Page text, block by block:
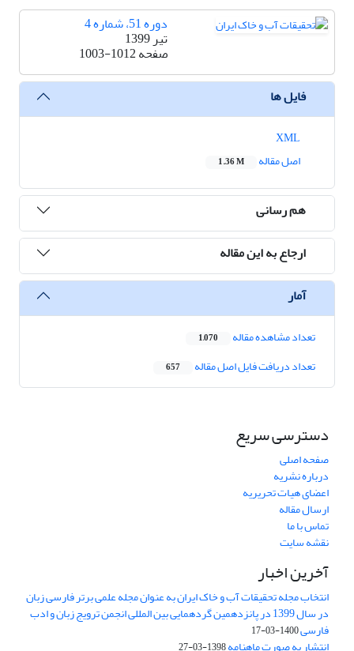
دوره 51، شماره 4
تیر 1399
صفحه1003-1012
فایل ها
اصل مقاله
1.36 M
هم رسانی
ارجاع به این مقاله
آمار
تعداد مشاهده مقاله 1,070
تعداد دریافت فایل اصل مقاله 657
دسترسی سریع
صفحه اصلی
درباره نشریه
اعضای هیات تحریریه
ارسال مقاله
تماس با ما
نقشه سایت
آخرین اخبار
انتخاب مجله تحقیقات آب و خاک ایران به عنوان مجله علمی برتر فارسی زبان
در سال 1399 در پانزدهمین گردهمایی بین المللی انجمن ترویج زبان و ادب
فارسی1400-03-17